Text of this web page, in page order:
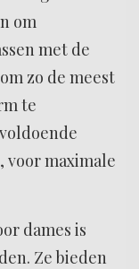
om
met de
zo de meest
te
voor maximale
dames is
Ze bieden